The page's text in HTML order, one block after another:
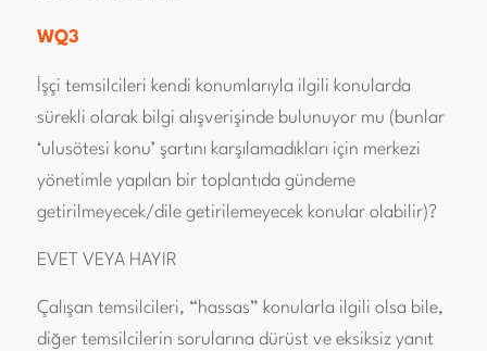
WQ3
İşçi temsilcileri kendi konumlarıyla ilgili konularda
sürekli olarak bilgi alışverişinde bulunuyor mu (bunlar
‘ulusötesi konu’ şartını karşılamadıkları için merkezi
yönetimle yapılan bir toplantıda gündeme
getirilmeyecek/dile getirilemeyecek konular olabilir)?
EVET VEYA HAYIR
Çalışan temsilcileri, “hassas” konularla ilgili olsa bile,
diğer temsilcilerin sorularına dürüst ve eksiksiz yanıt